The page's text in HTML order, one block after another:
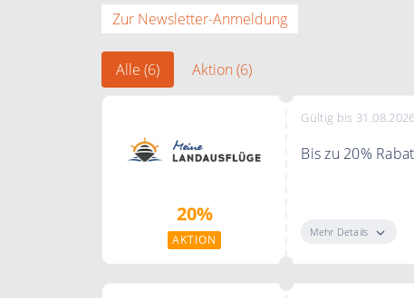
Zur Newsletter-Anmeldung
Alle (6) Aktion (6)
20%
AKTION
Gültig bis 31.08.2026
Bis zu 20%
Mehr Details